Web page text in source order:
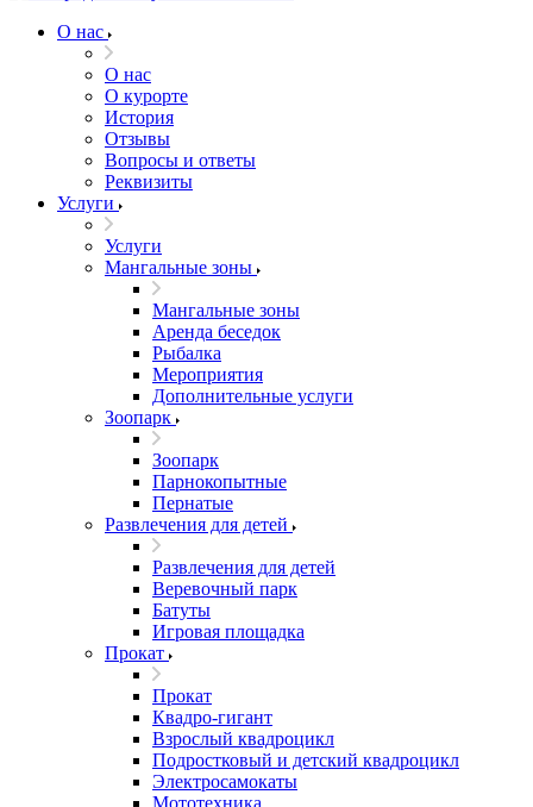
О нас
О нас
О курорте
История
Отзывы
Вопросы и ответы
Реквизиты
Услуги
Услуги
Мангальные зоны
Мангальные зоны
Аренда беседок
Рыбалка
Мероприятия
Дополнительные услуги
Зоопарк
Зоопарк
Парнокопытные
Пернатые
Развлечения для детей
Развлечения для детей
Веревочный парк
Батуты
Игровая площадка
Прокат
Прокат
Квадро-гигант
Взрослый квадроцикл
Подростковый и детский квадроцикл
Электросамокаты
Мототехника